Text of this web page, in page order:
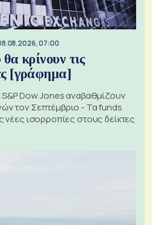
07:00
κρίνουν τις
[γράφημα]
S&P Dow Jones αναβαθμίζουν
τον Σεπτέμβριο - Τα funds
νέες ισορροπίες στους δείκτες